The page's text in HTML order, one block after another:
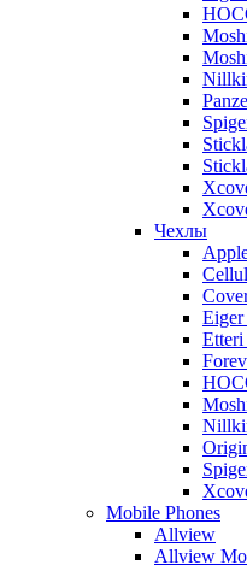
Чехлы
Eiger
Etteri
Mobile Phones
Allview
Allview